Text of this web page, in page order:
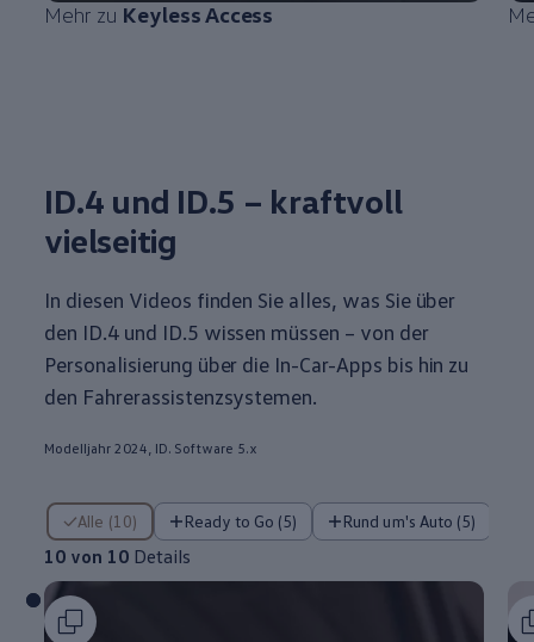
Mehr zu Keyless Access
ID.4 und ID.5 – kraftvoll
vielseitig
In diesen Videos finden Sie alles, was Sie über
den ID.4 und ID.5 wissen müssen – von der
Personalisierung über die In-Car-Apps bis hin zu
den Fahrerassistenzsystemen.
Modelljahr 2024, ID. Software 5.x
Alle (10) Ready to Go (5) Rund um's Auto (5)
10 von 10 Details
10 von 10 Details